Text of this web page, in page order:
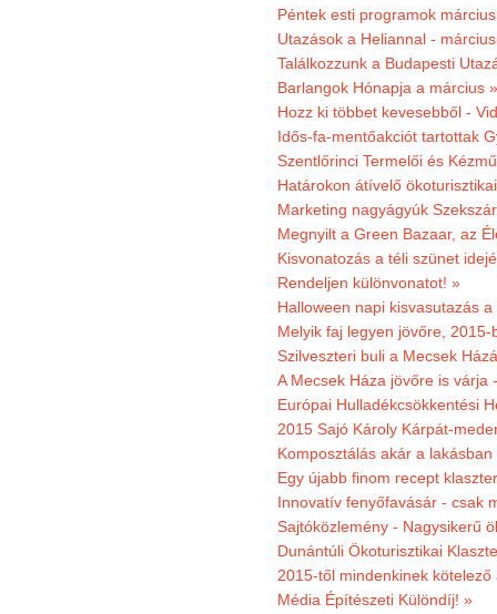
Péntek esti programok
Utazások a Heliannal -
Találkozzunk a Budapesti
Barlangok Hónapja a március »
Hozz ki többet kevesebből -
Idős-fa-mentőakciót tartottak
Szentlőrinci Termelői és
Határokon átívelő
Marketing nagyágyúk
Megnyilt a Green Bazaar, az
Kisvonatozás a téli szünet
Rendeljen különvonatot! »
Halloween napi kisvasutazás
Melyik faj legyen jövőre,
Szilveszteri buli a Mecsek
A Mecsek Háza jövőre is várja
Európai Hulladékcsökkentési
2015 Sajó Károly Kárpát-
Komposztálás akár a lakásban
Egy újabb finom recept
Innovatív fenyőfavásár - csak
Sajtóközlemény - Nagysikerű
Dunántúli Ökoturisztikai
2015-től mindenkinek
Média Építészeti Különdíj! »